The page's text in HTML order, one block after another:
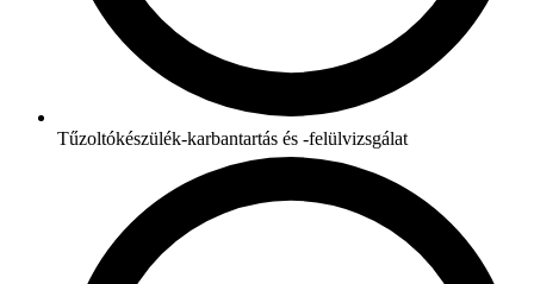
Tűzoltókészülék-karbantartás és -felülvizsgálat